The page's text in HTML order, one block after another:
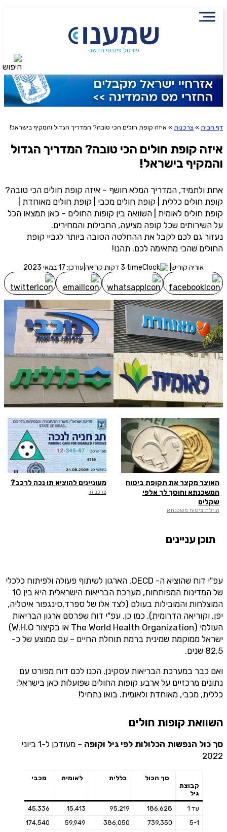
פורטל פיננסי חדשני
דף הבית » צרכנות » איזה קופת חולים הכי טובה? המדריך הגדול והמקיף בישראל!
איזה קופת חולים הכי טובה? המדריך הגדול
והמקיף בישראל!
אחת ולתמיד, המדריך המלא חושף – איזה קופת חולים הכי טובה?
קופת חולים כללית | קופת חולים מכבי | קופת חולים מאוחדת |
קופת חולים לאומית | השוואה בין קופות החולים – כאן תמצאו הכל
על השירותים שכל קופה מציעה, החבילות והמחירים.
נעזור גם לכם לקבל את ההחלטה הטובה ביותר לגביי קופת
החולים שהכי מתאימה לכם. תהנו!
אוריה קוריש עודכן: 17 במאי 2023
האוצר מקצר את תקופת ביטוח
המשכנתא וחוסך לך אלפי
שקלים
הוזלת ביטוח משכנתא
מעוניינים להוציא תו נכה לרכב?
צרכנות
תוכן עניינים
עפ"י דוח שהוציא ה- OECD, הארגון לשיתוף פעולה ולפיתוח כלכלי
של המדינות המפותחות, מערכת הבריאות הישראלית היא בין 10
המוצלחות והמובילות בעולם (לצד אלו של ספרד,סינגפור איטליה,
יפן, וקוריאה הדרומית). כמו כן, עפ"י דוח שפרסם ארגון הבריאות
העולמי (The World Health Organization או בקיצור W.H.O)
ישראל ממוקמת שמינית ברמת תוחלת החיים – עם ממוצע של כ-
82.5 שנים.
ואם כבר במערכת הבריאות עסקינן, הכנו לכם דוח מפורט עם
נתונים מרכזיים על ארבע קופות החולים שפועלות כאן בישראל:
כללית, מכבי, מאוחדת ולאומית. בואו נתחיל!
השוואת קופות חולים
סך כול הנפשות הכלולות לפי גיל וקופה
– מעודכן ל-1 ביוני
2022
קבוצת
גיל
סך הכול כללית לאומית מכבי
עד 1 186,628
95,219
15,413
45,336
5-1
739,350
386,050
59,949
174,540
הירשמו לניוזלטר שמענו ותיהנו
אני מסכימ/ה לקבלת תוכן, דברי פרסומת או עדכונים
מהחברה או מצדדים שלישיים הדוא"ל, מסרונים או טלפון
שכר ב-6 השנים האחרונות
שילמת מס הכנסה ב-6 השנים האחרונות?
משכת כספים מקרן פנסיה, גמל או השתלמות?
אני מאשר שקראתי את תנאי השימוש והפרטיות ואני מסכים להם, וכי
פרטיי ישמש לקבלת פניות, הצעות שיווקיות מאיתנו או מצדדים שלישיים, לרבות
בנוגע לתוכניות ביטוח או מוצרים פנסיוניים
מסכימ/ה לקבלת תוכן, דברי פרסומת או עדכונים מהחברה באמצעות
דוא"ל, SMS או טלפון
חיפוש